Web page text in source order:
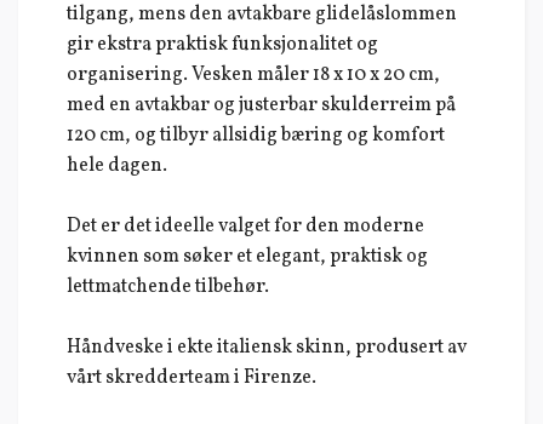
tilgang, mens den avtakbare glidelåslommen
gir ekstra praktisk funksjonalitet og
organisering. Vesken måler 18 x 10 x 20 cm,
med en avtakbar og justerbar skulderreim på
120 cm, og tilbyr allsidig bæring og komfort
hele dagen.
Det er det ideelle valget for den moderne
kvinnen som søker et elegant, praktisk og
lettmatchende tilbehør.
Håndveske i ekte italiensk skinn, produsert av
vårt skredderteam i Firenze.